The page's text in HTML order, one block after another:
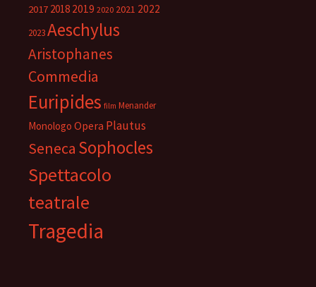
2017 2018 2019 2020 2021 2022
2023Aeschylus
Aristophanes
Commedia
Euripides film Menander
Monologo Opera Plautus
Seneca Sophocles
Spettacolo
teatrale
Tragedia